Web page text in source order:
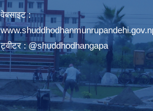
वेबसाइट :
ट्वीटर : @shuddhodhangapa